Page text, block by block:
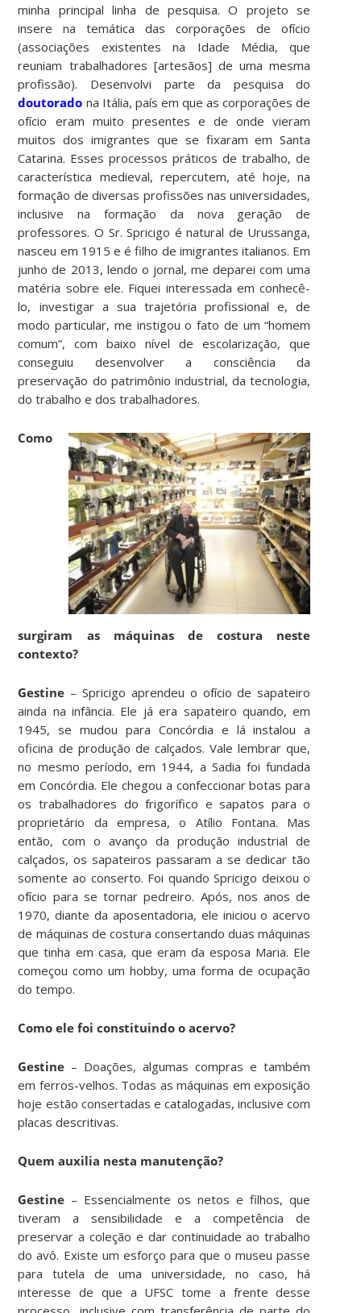
minha principal linha de pesquisa. O projeto se
insere na temática das corporações de ofício
(associações existentes na Idade Média, que
reuniam trabalhadores [artesãos] de uma mesma
profissão). Desenvolvi parte da pesquisa do
doutorado na Itália, país em que as corporações de
ofício eram muito presentes e de onde vieram
muitos dos imigrantes que se fixaram em Santa
Catarina. Esses processos práticos de trabalho, de
característica medieval, repercutem, até hoje, na
formação de diversas profissões nas universidades,
inclusive na formação da nova geração de
professores. O Sr. Spricigo é natural de Urussanga,
nasceu em 1915 e é filho de imigrantes italianos. Em
junho de 2013, lendo o jornal, me deparei com uma
matéria sobre ele. Fiquei interessada em conhecê-
lo, investigar a sua trajetória profissional e, de
modo particular, me instigou o fato de um “homem
comum”, com baixo nível de escolarização, que
conseguiu desenvolver a consciência da
preservação do patrimônio industrial, da tecnologia,
do trabalho e dos trabalhadores.
Como
surgiram as máquinas de costura neste
contexto?
Gestine – Spricigo aprendeu o ofício de sapateiro
ainda na infância. Ele já era sapateiro quando, em
1945, se mudou para Concórdia e lá instalou a
oficina de produção de calçados. Vale lembrar que,
no mesmo período, em 1944, a Sadia foi fundada
em Concórdia. Ele chegou a confeccionar botas para
os trabalhadores do frigorífico e sapatos para o
proprietário da empresa, o Atílio Fontana. Mas
então, com o avanço da produção industrial de
calçados, os sapateiros passaram a se dedicar tão
somente ao conserto. Foi quando Spricigo deixou o
ofício para se tornar pedreiro. Após, nos anos de
1970, diante da aposentadoria, ele iniciou o acervo
de máquinas de costura consertando duas máquinas
que tinha em casa, que eram da esposa Maria. Ele
começou como um hobby, uma forma de ocupação
do tempo.
Como ele foi constituindo o acervo?
Gestine – Doações, algumas compras e também
em ferros-velhos. Todas as máquinas em exposição
hoje estão consertadas e catalogadas, inclusive com
placas descritivas.
Quem auxilia nesta manutenção?
Gestine – Essencialmente os netos e filhos, que
tiveram a sensibilidade e a competência de
preservar a coleção e dar continuidade ao trabalho
do avô. Existe um esforço para que o museu passe
para tutela de uma universidade, no caso, há
interesse de que a UFSC tome a frente desse